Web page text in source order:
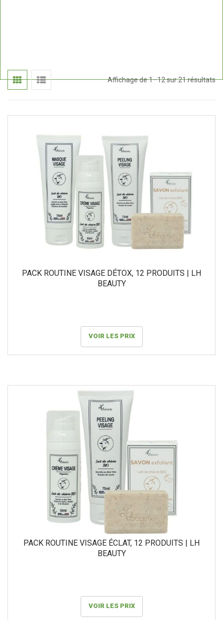
Affichage de 1–12 sur 21 résultats
du
PACK ROUTINE VISAGE DÉTOX, 12 PRODUITS | LH
BEAUTY
VOIR LES PRIX
PACK ROUTINE VISAGE ÉCLAT, 12 PRODUITS | LH
BEAUTY
VOIR LES PRIX